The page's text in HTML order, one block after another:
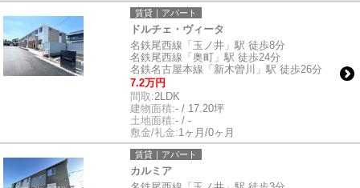
賃貸｜アパート
ドルチェ・ヴィータ
名鉄尾西線「玉ノ井」駅 徒歩8分
名鉄尾西線「奥町」駅 徒歩24分
名鉄名古屋本線「新木曽川」駅 徒歩26分
7.2万円
間取:2LDK
建物面積:- / 17.20坪
土地面積:- / -
敷金/礼金:1ヶ月/0ヶ月
賃貸｜アパート
カルミア